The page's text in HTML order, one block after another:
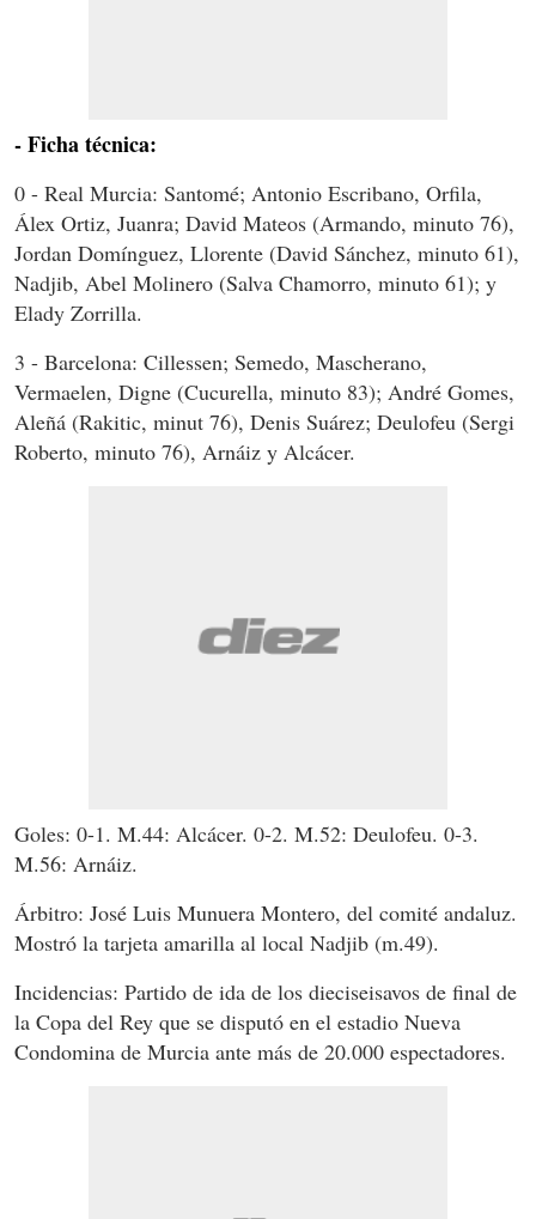
- Ficha técnica:
0 - Real Murcia: Santomé; Antonio Escribano, Orfila,
Álex Ortiz, Juanra; David Mateos (Armando, minuto 76),
Jordan Domínguez, Llorente (David Sánchez, minuto 61),
Nadjib, Abel Molinero (Salva Chamorro, minuto 61); y
Elady Zorrilla.
3 - Barcelona: Cillessen; Semedo, Mascherano,
Vermaelen, Digne (Cucurella, minuto 83); André Gomes,
Aleñá (Rakitic, minut 76), Denis Suárez; Deulofeu (Sergi
Roberto, minuto 76), Arnáiz y Alcácer.
Goles: 0-1. M.44: Alcácer. 0-2. M.52: Deulofeu. 0-3.
M.56: Arnáiz.
Árbitro: José Luis Munuera Montero, del comité andaluz.
Mostró la tarjeta amarilla al local Nadjib (m.49).
Incidencias: Partido de ida de los dieciseisavos de final de
la Copa del Rey que se disputó en el estadio Nueva
Condomina de Murcia ante más de 20.000 espectadores.